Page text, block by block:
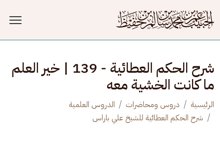
شرح الحكم العطائية - 139 | خير العلم
ما كانت الخشية معه
الرئيسية دروس ومحاضرات
الدروس العلمية
شرح الحكم العطائية للشيخ علي باراس